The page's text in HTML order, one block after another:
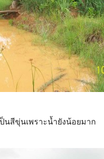
นสีขุ่นเพราะน้ำยังน้อยมาก